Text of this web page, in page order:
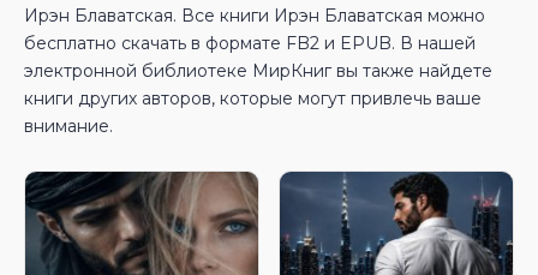
Ирэн Блаватская. Все книги Ирэн Блаватская можно
бесплатно скачать в формате FB2 и EPUB. В нашей
электронной библиотеке МирКниг вы также найдете
книги других авторов, которые могут привлечь ваше
внимание.